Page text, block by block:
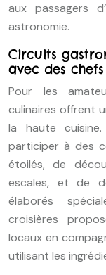
aux passagers
astronomie.
Circuits
avec des
Pour les
culinaires offrent
la haute
participer à des
étoilés, de
escales, et de
élaborés
croisières
locaux en
utilisant les